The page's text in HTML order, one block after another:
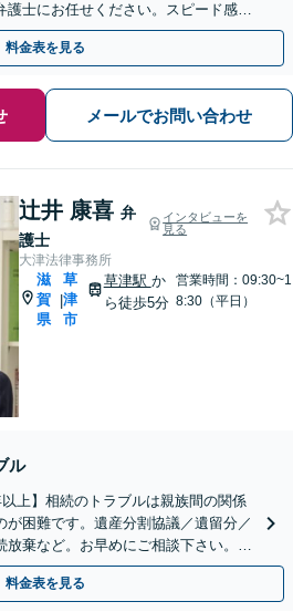
護士にお任せください。スピード感を
】【駐車場あり】
料金表を見る
メールでお問い合わせ
辻井 康喜 弁
護士
インタビューを
見る
大津法律事務所
滋
賀
県
|
草
津
市
草津駅 か
ら徒歩5分
営業時間：09:30~1
8:30（平日）
ル
以上】相続のトラブルは親族間の関係
困難です。遺産分割協議／遺留分／
棄など。お早めにご相談下さい。
６０分無料】【駐車場あり】
料金表を見る